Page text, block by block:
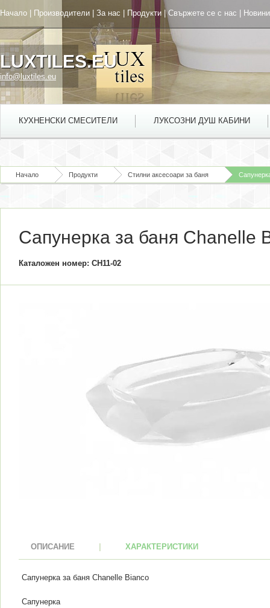
Начало Производители За нас Продукти |Свържете се с нас Новини
LUXTILES.EU
info@luxtiles.eu
КУХНЕНСКИ СМЕСИТЕЛИ ЛУКСОЗНИ ДУШ КАБИНИ
Начало Продукти Стилни аксесоари за баня
Сапунерка за баня Chanelle
Каталожен номер: CH11-02
ОПИСАНИЕ ХАРАКТЕРИСТИКИ
Сапунерка за баня Chanelle Bianco
Сапунерка